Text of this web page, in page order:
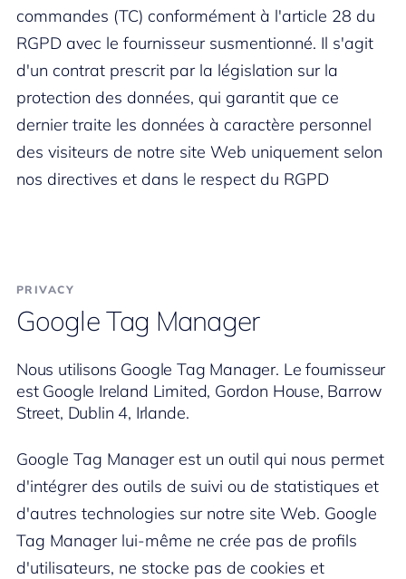
commandes (TC) conformément à l'article 28 du
RGPD avec le fournisseur susmentionné. Il s'agit
d'un contrat prescrit par la législation sur la
protection des données, qui garantit que ce
dernier traite les données à caractère personnel
des visiteurs de notre site Web uniquement selon
nos directives et dans le respect du RGPD
PRIVACY
Google Tag Manager
Nous utilisons Google Tag Manager. Le fournisseur
est Google Ireland Limited, Gordon House, Barrow
Street, Dublin 4, Irlande.
Google Tag Manager est un outil qui nous permet
d'intégrer des outils de suivi ou de statistiques et
d'autres technologies sur notre site Web. Google
Tag Manager lui-même ne crée pas de profils
d'utilisateurs, ne stocke pas de cookies et